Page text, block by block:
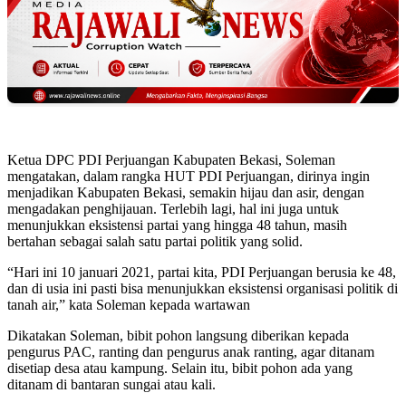
Ketua DPC PDI Perjuangan Kabupaten Bekasi, Soleman
mengatakan, dalam rangka HUT PDI Perjuangan, dirinya ingin
menjadikan Kabupaten Bekasi, semakin hijau dan asir, dengan
mengadakan penghijauan. Terlebih lagi, hal ini juga untuk
menunjukkan eksistensi partai yang hingga 48 tahun, masih
bertahan sebagai salah satu partai politik yang solid.
“Hari ini 10 januari 2021, partai kita, PDI Perjuangan berusia ke 48,
dan di usia ini pasti bisa menunjukkan eksistensi organisasi politik di
tanah air,” kata Soleman kepada wartawan
Dikatakan Soleman, bibit pohon langsung diberikan kepada
pengurus PAC, ranting dan pengurus anak ranting, agar ditanam
disetiap desa atau kampung. Selain itu, bibit pohon ada yang
ditanam di bantaran sungai atau kali.